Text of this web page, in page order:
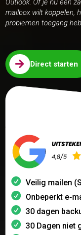
Outlook. Of je nu een
mailbox wilt koppelen,
problemen toegang
 Direct starten
Veilig mailen
Onbeperkt e-
30 dagen
30 Dagen niet